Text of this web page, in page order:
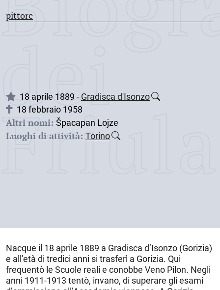
pittore
dei
18 aprile 1889 - Gradisca d'Isonzo
18 febbraio 1958
Altri nomi: Špacapan Lojze
Luoghi di attività: Torino
Nacque il 18 aprile 1889 a Gradisca d’Isonzo (Gorizia)
e all’età di tredici anni si trasferì a Gorizia. Qui
frequentò le Scuole reali e conobbe Veno Pilon. Negli
anni 1911-1913 tentò, invano, di superare gli esami